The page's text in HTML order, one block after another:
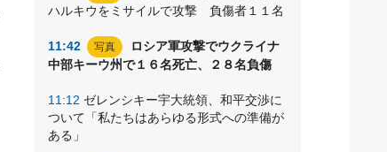
ハルキウをミサイルで攻撃 負傷者１１名
11:42 写真
ロシア軍攻撃でウクライナ
中部キーウ州で１６名死亡、２８名負傷
11:12 ゼレンシキー宇大統領、和平交渉に
ついて「私たちはあらゆる形式への準備が
ある」